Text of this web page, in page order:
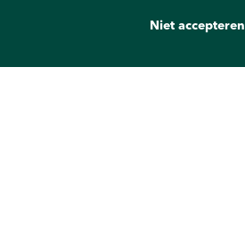
Contact
Niet accepteren